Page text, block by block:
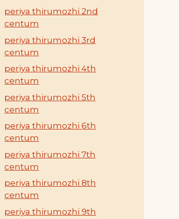
periya thirumozhi 2nd
centum
periya thirumozhi 3rd
centum
periya thirumozhi 4th
centum
periya thirumozhi 5th
centum
periya thirumozhi 6th
centum
periya thirumozhi 7th
centum
periya thirumozhi 8th
centum
periya thirumozhi 9th